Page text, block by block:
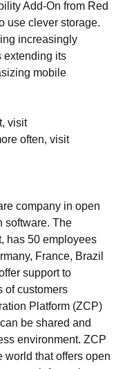
Add-On from Red
use clever storage.
increasingly
extending its
mobile
visit
often, visit
company in open
software. The
has 50 employees
France, Brazil
support to
of customers
Platform (ZCP)
be shared and
environment. ZCP
world that offers open